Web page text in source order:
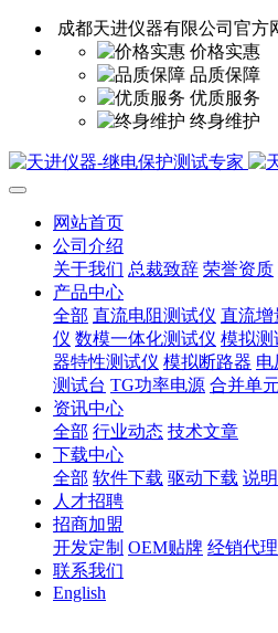
成都天进仪器有限公司官方
价格实惠
品质保障
优质服务
终身维护
网站首页
公司介绍
关于我们 总裁致辞 荣誉资质
产品中心
全部 直流电阻测试仪 直流增
仪 数模一体化测试仪 模拟测
器特性测试仪 模拟断路器 电
测试台 TG功率电源 合并单
资讯中心
全部 行业动态 技术文章
下载中心
全部 软件下载 驱动下载 说
人才招聘
招商加盟
开发定制 OEM贴牌 经销代理
联系我们
English